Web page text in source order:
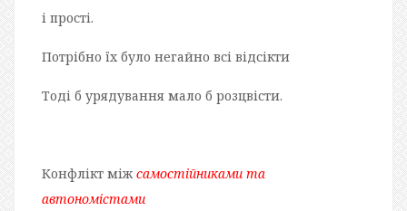
і прості.
Потрібно їх було негайно всі відсікти
Тоді б урядування мало б розцвісти.
Конфлікт між самостійниками та
автономістами